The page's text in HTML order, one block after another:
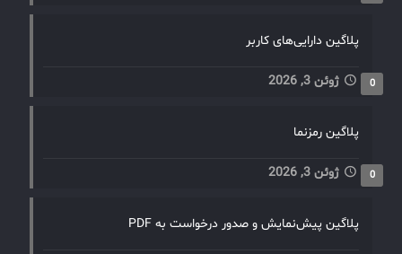
پلاگین دارایی‌های کاربر
ژوئن 3, 2026 0
پلاگین رمزنما
ژوئن 3, 2026 0
پلاگین پیش‌نمایش و صدور درخواست به PDF